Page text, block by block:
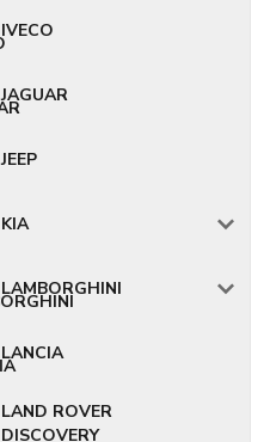
IVECO
JAGUAR
JEEP
KIA
LAMBORGHINI
LANCIA
LAND ROVER
DISCOVERY